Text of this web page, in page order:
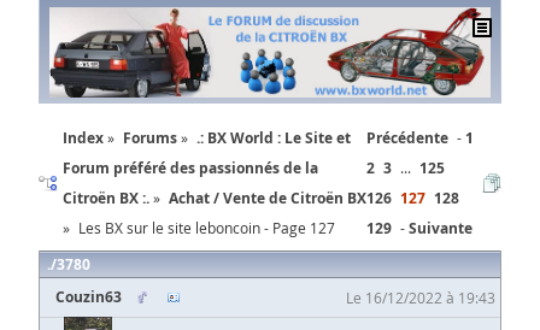
Index Forums
.: BX World : Le Site et
Forum préféré des passionnés de la
Citroën BX :.
Achat / Vente de Citroën BX
Les BX sur le site leboncoin - Page 127
Précédente
1
2 3 ... 125
126 127 128
129
Suivante
3780
Couzin63
Le 16/12/2022 à 19:43